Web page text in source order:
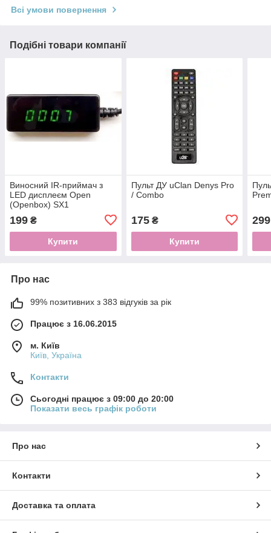
Всі умови повернення
Подібні товари компанії
Виносний IR-приймач з
LED дисплеєм Open
(Openbox) SX1
199 ₴
Купити
Пульт ДУ uClan Denys Pro
/ Combo
175₴
Купити
299
Про нас
99% позитивних з 383 відгуків за рік
Працює з 16.06.2015
м. Київ
Київ, Україна
Контакти
Сьогодні працює з 09:00 до 20:00
Показати весь графік роботи
Про нас
Контакти
Доставка та оплата